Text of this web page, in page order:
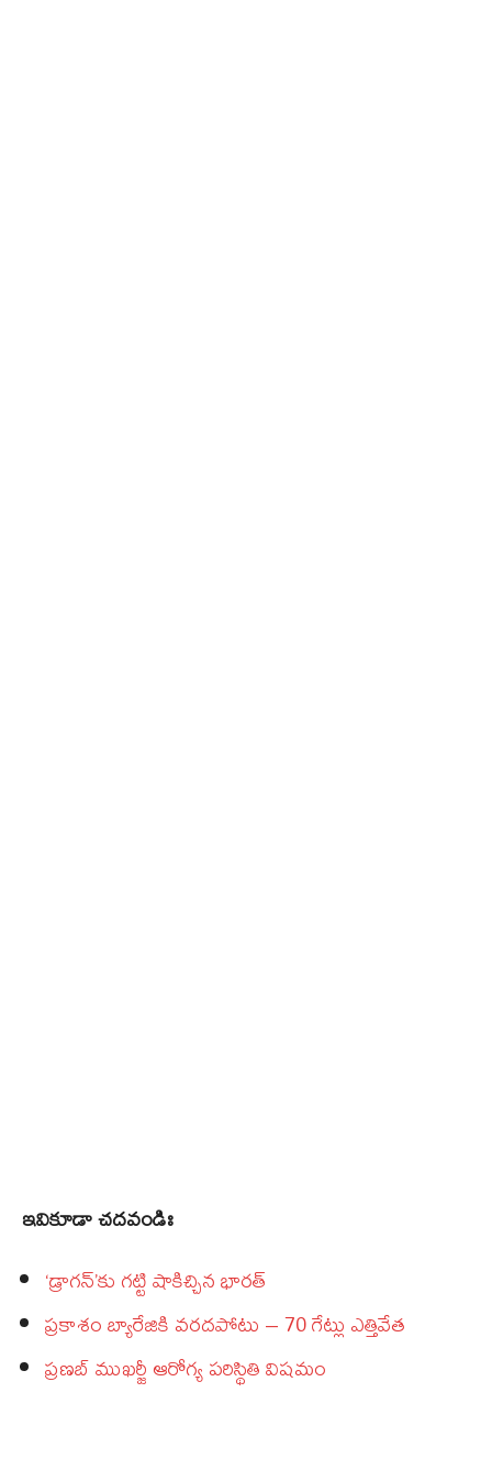
ఇవికూడా చదవండిః
‘డ్రాగన్‌’కు గట్టి షాకిచ్చిన భారత్‌
ప్రకాశం బ్యారేజికి వరదపోటు – 70 గేట్లు ఎత్తివేత
ప్రణబ్‌ ముఖర్జీ ఆరోగ్య పరిస్థితి విషమం